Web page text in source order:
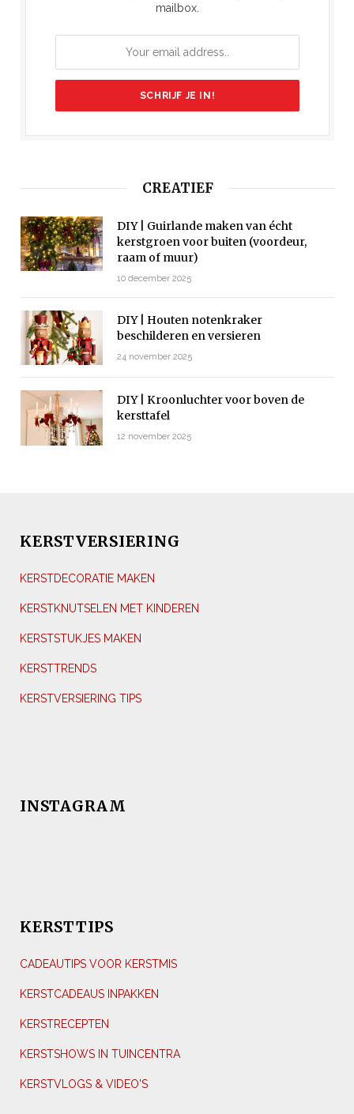
mailbox.
CREATIEF
DIY | Guirlande maken van écht
kerstgroen voor buiten (voordeur,
raam of muur)
10 december 2025
DIY | Houten notenkraker
beschilderen en versieren
24 november 2025
DIY | Kroonluchter voor boven de
kersttafel
12 november 2025
KERSTVERSIERING
KERSTDECORATIE MAKEN
KERSTKNUTSELEN MET KINDEREN
KERSTSTUKJES MAKEN
KERSTTRENDS
KERSTVERSIERING TIPS
INSTAGRAM
KERSTTIPS
CADEAUTIPS VOOR KERSTMIS
KERSTCADEAUS INPAKKEN
KERSTRECEPTEN
KERSTSHOWS IN TUINCENTRA
KERSTVLOGS & VIDEO'S